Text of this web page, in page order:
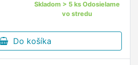
Skladom > 5 ks Odosielame
vo stredu
Do košíka